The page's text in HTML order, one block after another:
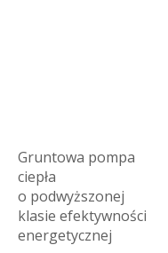
Gruntowa pompa
ciepła
o podwyższonej
klasie efektywności
energetycznej